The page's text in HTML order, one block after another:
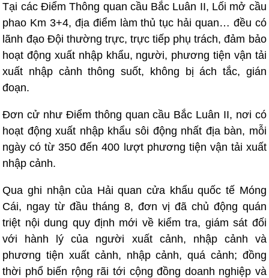
Tại các Điểm Thông quan cầu Bắc Luân II, Lối mở cầu
phao Km 3+4, địa điểm làm thủ tục hải quan… đều có
lãnh đạo Đội thường trực, trực tiếp phụ trách, đảm bảo
hoạt động xuất nhập khẩu, người, phương tiện vận tải
xuất nhập cảnh thông suốt, không bị ách tắc, gián
đoạn.
Đơn cử như Điểm thông quan cầu Bắc Luân II, nơi có
hoạt động xuất nhập khẩu sôi động nhất địa bàn, mỗi
ngày có từ 350 đến 400 lượt phương tiện vận tải xuất
nhập cảnh.
Qua ghi nhận của Hải quan cửa khẩu quốc tế Móng
Cái, ngay từ đầu tháng 8, đơn vị đã chủ động quán
triệt nội dung quy định mới về kiểm tra, giám sát đối
với hành lý của người xuất cảnh, nhập cảnh và
phương tiện xuất cảnh, nhập cảnh, quá cảnh; đồng
thời phổ biến rộng rãi tới cộng đồng doanh nghiệp và